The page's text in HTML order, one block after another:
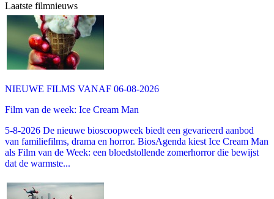
Laatste filmnieuws
NIEUWE FILMS VANAF 06-08-2026
Film van de week: Ice Cream Man
5-8-2026 De nieuwe bioscoopweek biedt een gevarieerd aanbod
van familiefilms, drama en horror. BiosAgenda kiest Ice Cream Man
als Film van de Week: een bloedstollende zomerhorror die bewijst
dat de warmste...